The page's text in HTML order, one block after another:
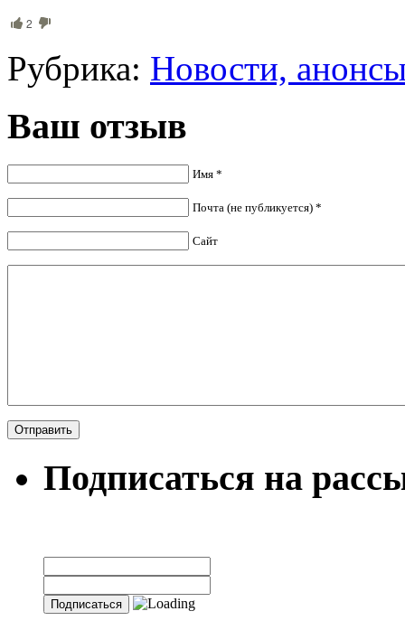
2
Рубрика: Новости,
Ваш отзыв
Имя *
Почта (не публикуется) *
Сайт
Подписаться на